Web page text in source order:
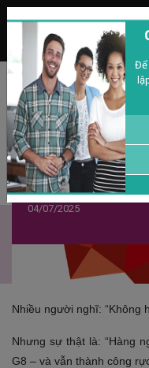
MENU
Đăng nhập Đăng ký
Du Học Úc
Bạn Nhận Được
04/07/2025
Nhiều người nghĩ: “Không
Nhưng sự thật là: “Hàng
G8 – và vẫn thành công
Để